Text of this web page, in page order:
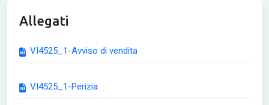
Allegati
VI4525_1-Avviso di vendita
VI4525_1-Perizia